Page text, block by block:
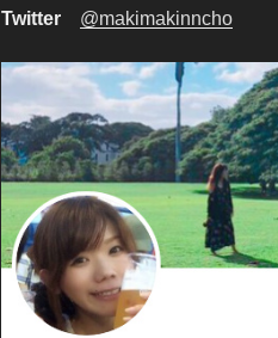
Twitter @makimakinncho